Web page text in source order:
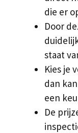
die er
Door
staat
Kies je
dan
een
De